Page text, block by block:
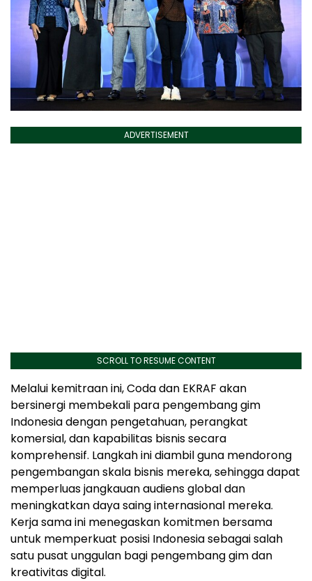
ADVERTISEMENT
SCROLL TO RESUME CONTENT
Melalui kemitraan ini, Coda dan EKRAF akan
bersinergi membekali para pengembang gim
Indonesia dengan pengetahuan, perangkat
komersial, dan kapabilitas bisnis secara
komprehensif. Langkah ini diambil guna mendorong
pengembangan skala bisnis mereka, sehingga dapat
memperluas jangkauan audiens global dan
meningkatkan daya saing internasional mereka.
Kerja sama ini menegaskan komitmen bersama
untuk memperkuat posisi Indonesia sebagai salah
satu pusat unggulan bagi pengembang gim dan
kreativitas digital.